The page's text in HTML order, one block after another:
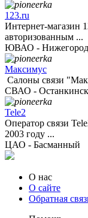
123.ru
Интернет-магазин
авторизованным ...
ЮВАО -
Максимус
Салоны связи
СВАО -
Tele2
Оператор связи
2003 году ...
ЦАО - Басманный
О нас
О сайте
Обратная